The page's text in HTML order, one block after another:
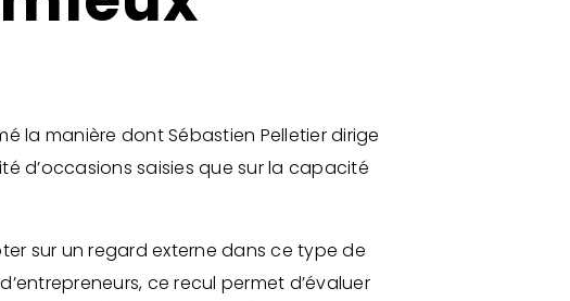
la manière dont Sébastien Pelletier dirige
d’occasions saisies que sur la capacité
sur un regard externe dans ce type de
ce recul permet d’évaluer